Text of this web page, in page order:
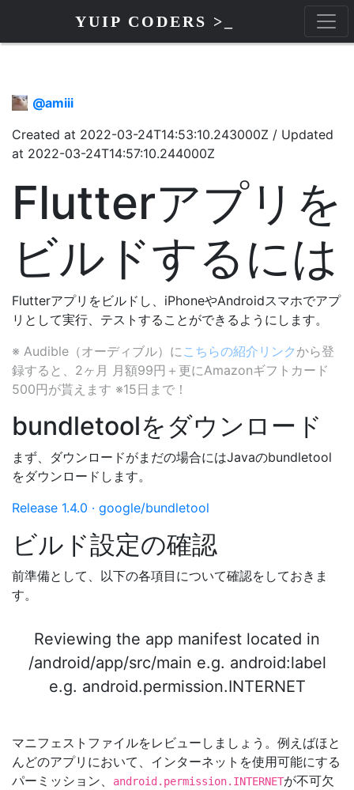
YUIP CODERS >_
@amiii
Created at 2022-03-24T14:53:10.243000Z / Updated
at 2022-03-24T14:57:10.244000Z
Flutterアプリを
ビルドするには
Flutterアプリをビルドし、iPhoneやAndroidスマホでアプ
リとして実行、テストすることができるようにします。
※ Audible（オーディブル）にこちらの紹介リンク から登
録すると、2ヶ月 月額99円＋更にAmazonギフトカード
500円が貰えます ※15日まで！
bundletoolをダウンロード
まず、ダウンロードがまだの場合にはJavaのbundletool
をダウンロードします。
Release 1.4.0 · google/bundletool
ビルド設定の確認
前準備として、以下の各項目について確認をしておきま
す。
Reviewing the app manifest located in
/android/app/src/main e.g. android:label
e.g. android.permission.INTERNET
マニフェストファイルをレビューしましょう。例えばほと
んどのアプリにおいて、インターネットを使用可能にする
パーミッション、
android.permission.INTERNETが不可欠